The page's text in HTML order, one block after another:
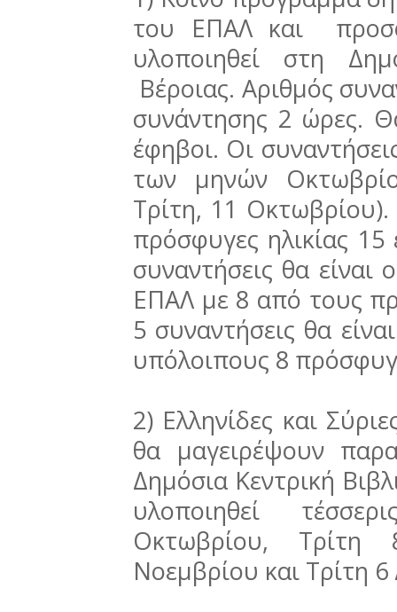
του ΕΠΑΛ και
υλοποιηθεί στη
Βέροιας. Αριθμός
συνάντησης 2 ώρες.
έφηβοι. Οι
των μηνών
Τρίτη, 11
πρόσφυγες ηλικίας
συναντήσεις θα
ΕΠΑΛ με 8 από τους
5 συναντήσεις θα
υπόλοιπους 8
2) Ελληνίδες και
θα μαγειρέψουν
Δημόσια Κεντρική
υλοποιηθεί
Οκτωβρίου,
Νοεμβρίου και Τρίτη